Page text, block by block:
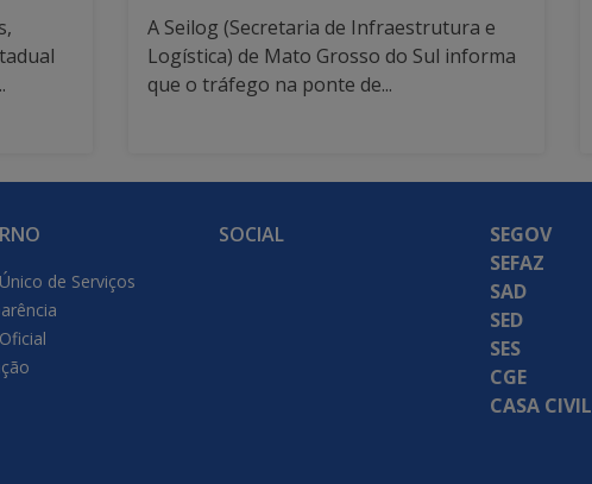
A Seilog (Secretaria de Infraestrutura e
Logística) de Mato Grosso do Sul informa
que o tráfego na ponte de...
de Serviços
SOCIAL
SEGOV
SEFAZ
SAD
SED
SES
CGE
CASA CIVIL